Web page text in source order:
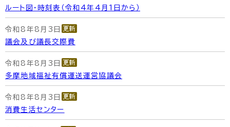
ルート図・時刻表（令和4年4月1日から）
令和8年8月3日
議会及び議長交際費
令和8年8月3日
多摩地域福祉有償運送運営協議会
令和8年8月3日
消費生活センター